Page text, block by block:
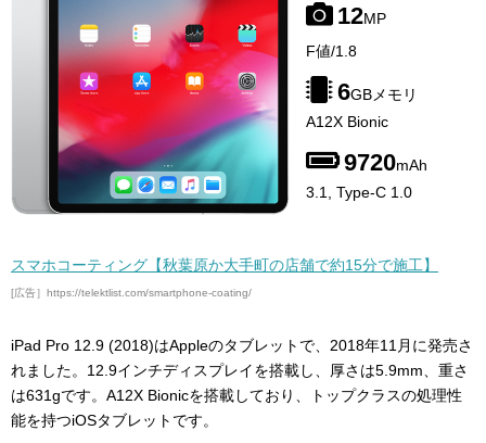
image-
12MP
F値/1.8
6GBメモリ
A12X Bionic
9720mAh
3.1, Type-C 1.0
スマホコーティング【秋葉原か大手町の店舗で約15分で施工】
[広告］https://telektlist.com/smartphone-coating/
iPad Pro 12.9 (2018)はAppleのタブレットで、2018年11月に発売さ
れました。12.9インチディスプレイを搭載し、厚さは5.9mm、重さ
は631gです。A12X Bionicを搭載しており、トップクラスの処理性
能を持つiOSタブレットです。